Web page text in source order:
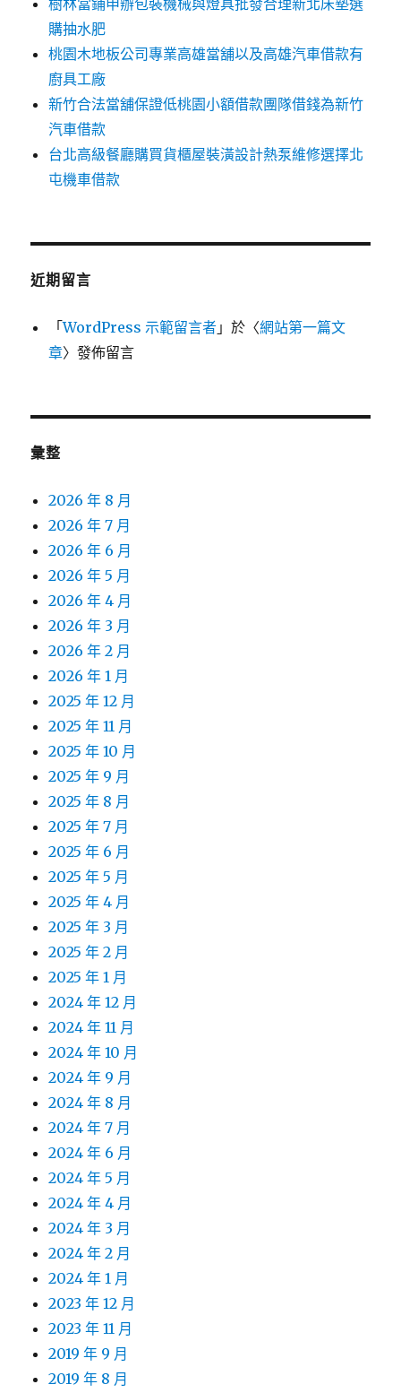
樹林當鋪申辦包裝機械與燈具批發合理新北床墊選
購抽水肥
桃園木地板公司專業高雄當舖以及高雄汽車借款有
廚具工廠
新竹合法當舖保證低桃園小額借款團隊借錢為新竹
汽車借款
台北高級餐廳購買貨櫃屋裝潢設計熱泵維修選擇北
屯機車借款
近期留言
「WordPress 示範留言者 」於〈網站第一篇文
章〉發佈留言
彙整
2026 年 8 月
2026 年 7 月
2026 年 6 月
2026 年 5 月
2026 年 4 月
2026 年 3 月
2026 年 2 月
2026 年 1 月
2025 年 12 月
2025 年 11 月
2025 年 10 月
2025 年 9 月
2025 年 8 月
2025 年 7 月
2025 年 6 月
2025 年 5 月
2025 年 4 月
2025 年 3 月
2025 年 2 月
2025 年 1 月
2024 年 12 月
2024 年 11 月
2024 年 10 月
2024 年 9 月
2024 年 8 月
2024 年 7 月
2024 年 6 月
2024 年 5 月
2024 年 4 月
2024 年 3 月
2024 年 2 月
2024 年 1 月
2023 年 12 月
2023 年 11 月
2019 年 9 月
2019 年 8 月